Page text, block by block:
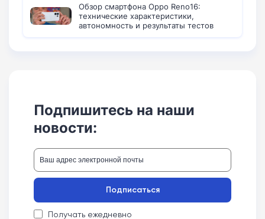
Обзор смартфона Oppo Reno16:
технические характеристики,
автономность и результаты тестов
Подпишитесь на наши
новости:
Получать ежедневно
Подписаться